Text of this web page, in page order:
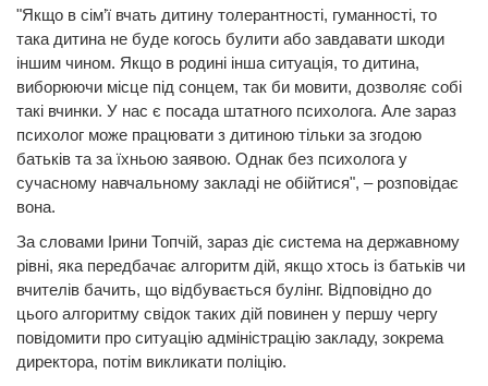
"Якщо в сім’ї вчать дитину толерантності, гуманності, то
така дитина не буде когось булити або завдавати шкоди
іншим чином. Якщо в родині інша ситуація, то дитина,
виборюючи місце під сонцем, так би мовити, дозволяє собі
такі вчинки. У нас є посада штатного психолога. Але зараз
психолог може працювати з дитиною тільки за згодою
батьків та за їхньою заявою. Однак без психолога у
сучасному навчальному закладі не обійтися", – розповідає
вона.
За словами Ірини Топчій, зараз діє система на державному
рівні, яка передбачає алгоритм дій, якщо хтось із батьків чи
вчителів бачить, що відбувається булінг. Відповідно до
цього алгоритму свідок таких дій повинен у першу чергу
повідомити про ситуацію адміністрацію закладу, зокрема
директора, потім викликати поліцію.